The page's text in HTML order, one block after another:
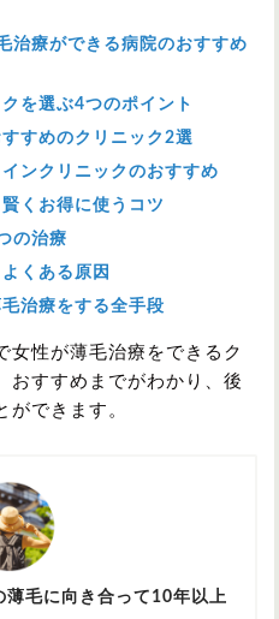
治療ができる病院のおすすめ
を選ぶ4つのポイント
すめのクリニック2選
ンクリニックのおすすめ
くお得に使うコツ
の治療
くある原因
治療をする全手段
女性が薄毛治療をできるク
おすすめまでがわかり、後
ができます。
薄毛に向き合って10年以上